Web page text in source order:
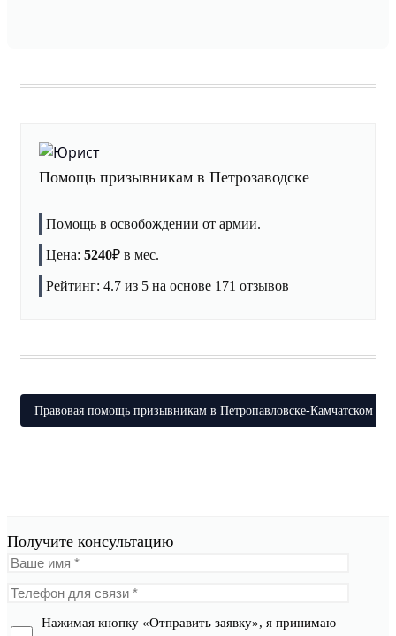
Помощь призывникам в Петрозаводске
Помощь в освобождении от армии.
Цена: 5240₽ в мес.
Рейтинг: 4.7 из 5 на основе 171 отзывов
Правовая помощь призывникам в Петропавловске-Камчатском
Получите консультацию
Нажимая кнопку «Отправить заявку», я принимаю